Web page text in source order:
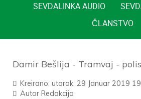
SEVDALINKA AUDIO
ČLANSTVO
Damir Bešlija - Tramvaj - polis
Kreirano: utorak, 29 Januar 2019
Autor Redakcija